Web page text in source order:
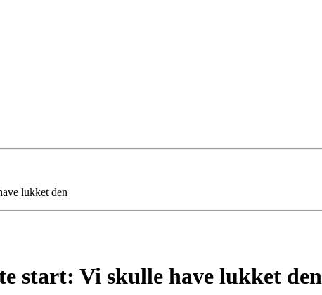
lukket den
start: Vi skulle have lukket den